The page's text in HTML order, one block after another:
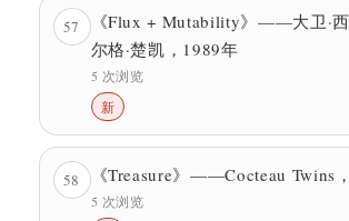
57
《Flux + Mutability》——大卫·
尔格·楚凯，1989年
5 次浏览
新
58 《Treasure》——Cocteau Twins
5 次浏览